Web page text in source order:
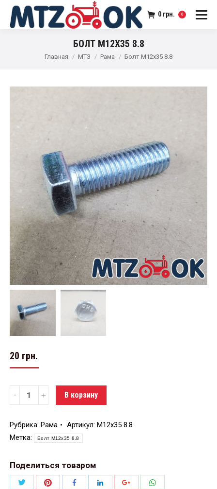
0 грн. 0
БОЛТ М12Х35 8.8
Главная МТЗ Рама Болт М12х35 8.8
20 грн.
Количество В корзину
Рубрика: Рама Артикул: М12х35 8.8
Метка:
Болт М12х35 8.8
Поделиться товаром
ПоделитьсяПоделитьсяПоделитьсяПоделитьсяПоделиться